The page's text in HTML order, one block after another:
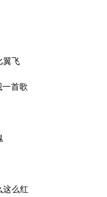
翼飞
一首歌
这么红